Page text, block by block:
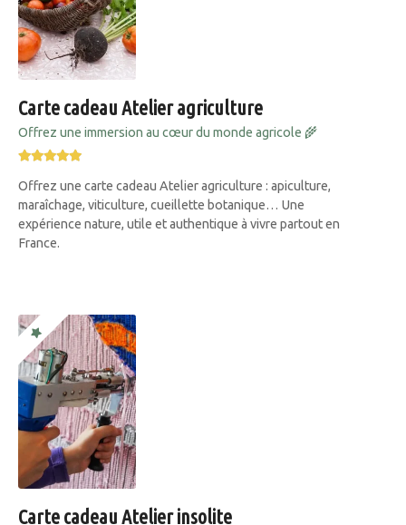
Carte cadeau Atelier agriculture
Offrez une immersion au cœur du monde agricole 🌾
Offrez une carte cadeau Atelier agriculture : apiculture,
maraîchage, viticulture, cueillette botanique… Une
expérience nature, utile et authentique à vivre partout en
France.
Carte cadeau Atelier insolite